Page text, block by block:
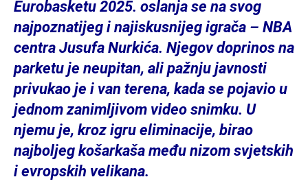
Eurobasketu 2025. oslanja se na svog
najpoznatijeg i najiskusnijeg igrača – NBA
centra Jusufa Nurkića. Njegov doprinos na
parketu je neupitan, ali pažnju javnosti
privukao je i van terena, kada se pojavio u
jednom zanimljivom video snimku. U
njemu je, kroz igru eliminacije, birao
najboljeg košarkaša među nizom svjetskih
i evropskih velikana.